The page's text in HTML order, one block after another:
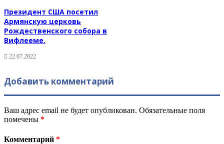
Президент США посетил
Армянскую церковь
Рождественского собора в
Вифлееме.
22.07.2022
Добавить комментарий
Ваш адрес email не будет опубликован. Обязательные поля
помечены *
Комментарий *